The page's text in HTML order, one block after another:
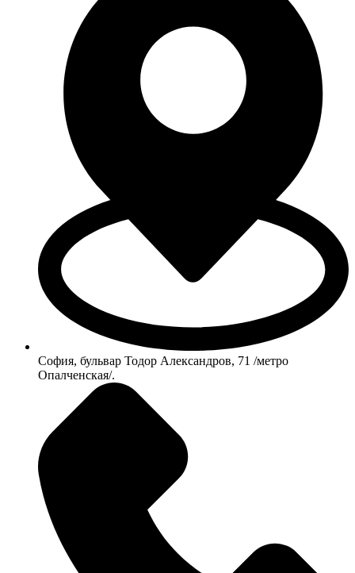
София, бульвар Тодор Александров, 71 /метро
Опалченская/.